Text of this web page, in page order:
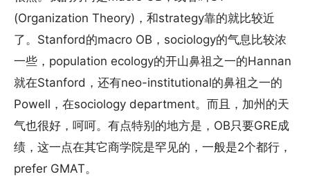
(Organization Theory)，和strategy靠的就比较近
了。Stanford的macro OB，sociology的气息比较浓
一些，population ecology的开山鼻祖之一的Hannan
就在Stanford，还有neo-institutional的鼻祖之一的
Powell，在sociology department。而且，加州的天
气也很好，呵呵。有点特别的地方是，OB只要GRE成
绩，这一点在其它商学院是罕见的，一般是2个都行，
prefer GMAT。